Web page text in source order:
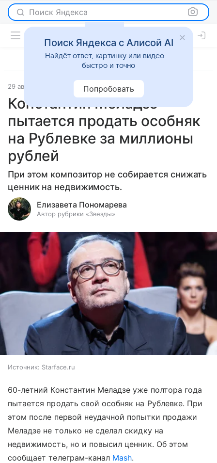
Поиск Яндекса
29 августа 2023 Светская жизнь
Константин Меладзе
пытается продать особняк
на Рублевке за миллионы
рублей
При этом композитор не собирается снижать
ценник на недвижимость.
Елизавета Пономарева
Автор рубрики «Звезды»
Источник: Starface.ru
60-летний Константин Меладзе уже полтора года
пытается продать свой особняк на Рублевке. При
этом после первой неудачной попытки продажи
Меладзе не только не сделал скидку на
недвижимость, но и повысил ценник. Об этом
сообщает телеграм-канал Mash.
Поиск Яндекса с Алисой AI
Найдёт ответ, картинку или видео —
быстро и точно
Попробовать